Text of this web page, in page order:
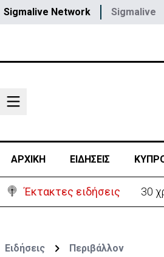
Sigmalive Network Sigmalive
ΑΡΧΙΚΗ ΕΙΔΗΣΕΙΣ
Έκτακτες ειδήσεις 30
Ειδήσεις Περιβάλλον